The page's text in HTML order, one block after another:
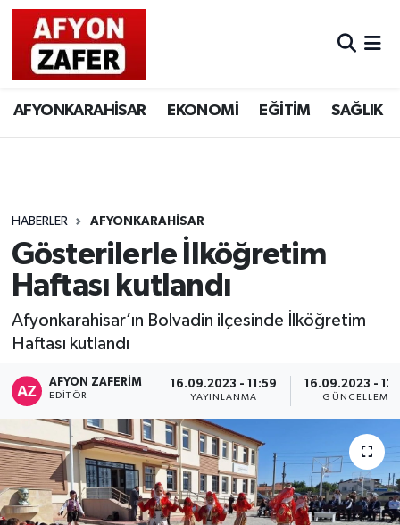
AFYONKARAHİSAR EKONOMİ EĞİTİM SAĞLIK
HABERLER AFYONKARAHİSAR
Gösterilerle İlköğretim
Haftası kutlandı
Afyonkarahisar’ın Bolvadin ilçesinde İlköğretim
Haftası kutlandı
AFYON ZAFERİM
EDITÖR
16.09.2023 - 11:59
YAYINLANMA
16.09.2023 -
GÜNCELLEME